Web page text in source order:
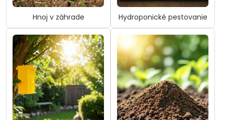
Hnoj v záhrade Hydroponické pestovanie